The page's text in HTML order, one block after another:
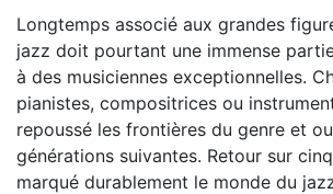
Longtemps associé aux grandes
jazz doit pourtant une immense
à des musiciennes exceptionnelles.
pianistes, compositrices ou
repoussé les frontières du genre et
générations suivantes. Retour sur
marqué durablement le monde du